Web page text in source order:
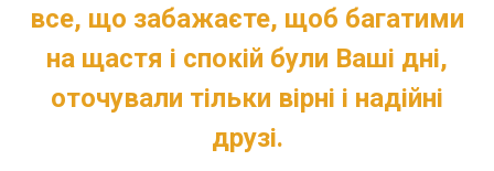
все, що забажаєте, щоб багатими
на щастя і спокій були Ваші дні,
оточували тільки вірні і надійні
друзі.